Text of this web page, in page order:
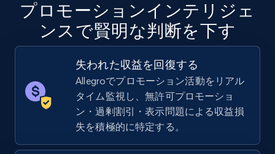
Walmart - products - Discover products by
using sku numbers
URL, Final price, Sku, Currency, Gtin,
Specifications, Image urls, Top reviews, and
more.
876+ 今すぐ始める
プロモーションインテリジェ
ンスで賢明な判断を下す
失われた収益を回復する
Allegroでプロモーション活動をリアル
タイム監視し、無許可プロモーショ
ン・過剰割引・表示問題による収益損
失を積極的に特定する。